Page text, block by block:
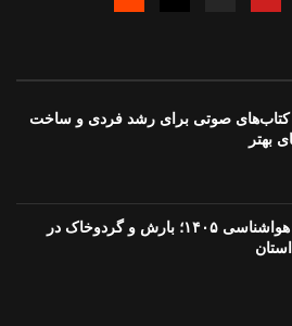
کتاب‌های صوتی برای رشد فردی و ساخت
بهتر
هشدار هواشناسی ۱۴۰۵؛ بارش و گردوخاک در